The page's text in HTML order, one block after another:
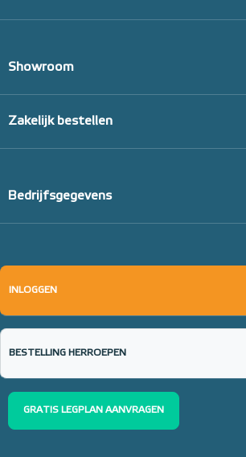
Showroom
Zakelijk bestellen
Bedrijfsgegevens
INLOGGEN
BESTELLING HERROEPEN
GRATIS LEGPLAN AANVRAGEN